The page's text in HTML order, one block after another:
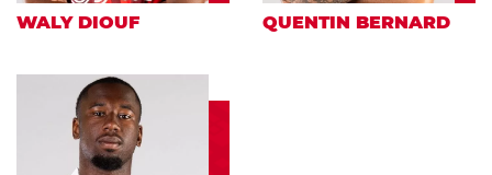
WALY DIOUF QUENTIN BERNARD